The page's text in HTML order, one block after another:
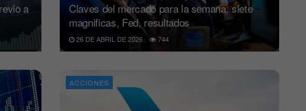
a
Claves del mercado para la semana: siete
magnificas, Fed, resultados
26 DE ABRIL DE 2026 744
ACCIONES